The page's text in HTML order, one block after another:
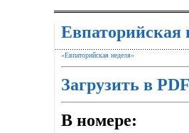
Евпаторийская
«Евпаторийская неделя»
Загрузить в
В номере: